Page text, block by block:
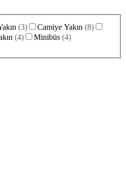
(3) Camiye Yakın (8)
(4) Minibüs (4)